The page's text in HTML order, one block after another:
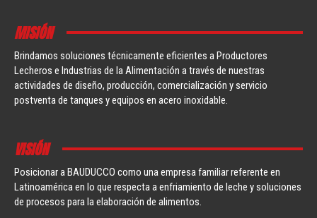
MISIÓN
Brindamos soluciones técnicamente eficientes a Productores
Lecheros e Industrias de la Alimentación a través de nuestras
actividades de diseño, producción, comercialización y servicio
postventa de tanques y equipos en acero inoxidable.
VISIÓN
Posicionar a BAUDUCCO como una empresa familiar referente en
Latinoamérica en lo que respecta a enfriamiento de leche y soluciones
de procesos para la elaboración de alimentos.